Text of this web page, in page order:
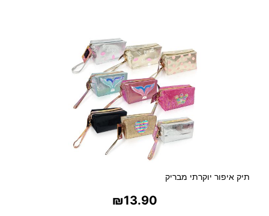
תיק איפור יוקרתי מבריק
₪13.90